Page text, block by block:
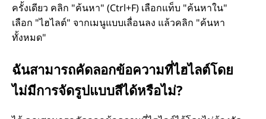
ครั้งเดียว คลิก "ค้นหา" (Ctrl+F) เลือกแท็บ "ค้นหาใน"
เลือก "ไฮไลต์" จากเมนูแบบเลื่อนลง แล้วคลิก "ค้นหา
ทั้งหมด"
ฉันสามารถคัดลอกข้อความที่ไฮไลต์โดย
ไม่มีการจัดรูปแบบสีได้หรือไม่?